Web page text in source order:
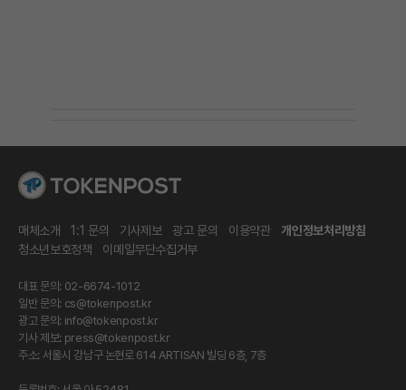
매체소개 1:1 문의 기사제보 광고 문의 이용약관
개인정보처리방침
청소년보호정책
이메일무단수집거부
대표 문의: 02-6674-1012
일반 문의: cs@tokenpost.kr
광고 문의: info@tokenpost.kr
기사 제보: press@tokenpost.kr
주소: 서울시 강남구 논현로 614 ARTISAN 빌딩 6층, 7층